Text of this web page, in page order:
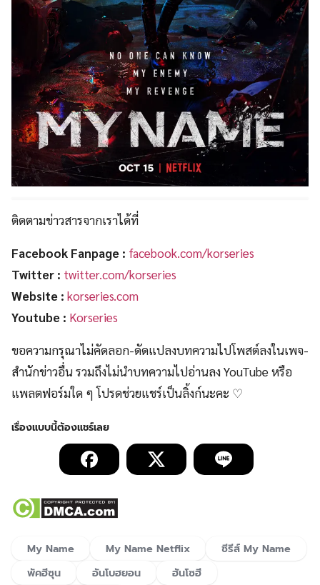
ติดตามข่าวสารจากเราได้ที่
Facebook Fanpage : facebook.com/korseries
Twitter : twitter.com/korseries
Website : korseries.com
Youtube : Korseries
ขอความกรุณาไม่คัดลอก-ดัดแปลงบทความไปโพสต์ลงในเพจ-
สำนักข่าวอื่น รวมถึงไม่นำบทความไปอ่านลง YouTube หรือ
แพลตฟอร์มใด ๆ โปรดช่วยแชร์เป็นลิ้งก์นะคะ ♡
My Name My Name Netflix
ซีรีส์ My Name
พัคฮีซุน
อันโบฮยอน
ฮันโซฮี